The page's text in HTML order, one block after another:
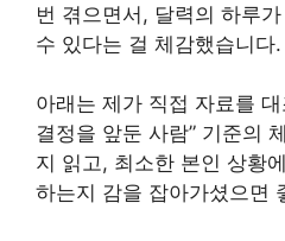
번 겪으면서, 달력의 하루
수 있다는 걸 체감했습니다.
아래는 제가 직접 자료를
결정을 앞둔 사람” 기준의
지 읽고, 최소한 본인 상황
하는지 감을 잡아가셨으면